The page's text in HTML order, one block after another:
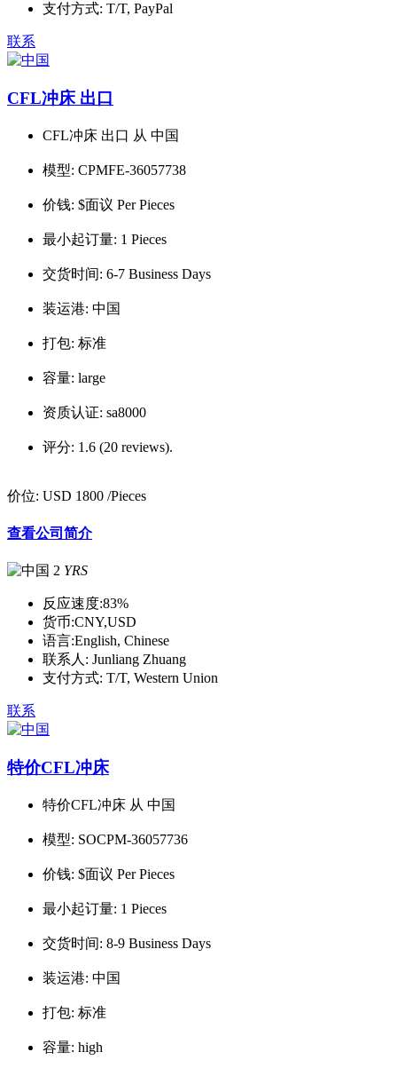
支付方式: T/T, PayPal
联系
CFL冲床 出口
CFL冲床 出口 从 中国
模型: CPMFE-36057738
价钱: $面议 Per Pieces
最小起订量: 1 Pieces
交货时间: 6-7 Business Days
装运港: 中国
打包: 标准
容量: large
资质认证: sa8000
评分: 1.6 (20 reviews).
价位: USD 1800 /Pieces
查看公司简介
2 YRS
反应速度:83%
货币:CNY,USD
语言:English, Chinese
联系人: Junliang Zhuang
支付方式: T/T, Western Union
联系
特价CFL冲床
特价CFL冲床 从 中国
模型: SOCPM-36057736
价钱: $面议 Per Pieces
最小起订量: 1 Pieces
交货时间: 8-9 Business Days
装运港: 中国
打包: 标准
容量: high